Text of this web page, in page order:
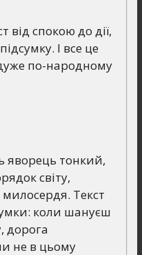
від спокою до дії,
І все це
по-народному
яворець тонкий,
світу,
Текст
коли шануєш
дорога
не в цьому